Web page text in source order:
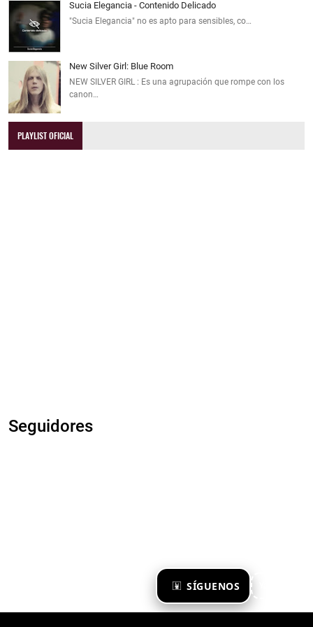
SÍGUENOS
Sucia Elegancia - Contenido Delicado
"Sucia Elegancia" no es apto para sensibles, co…
New Silver Girl: Blue Room
NEW SILVER GIRL : Es una agrupación que rompe con los
canon…
PLAYLIST OFICIAL
Seguidores